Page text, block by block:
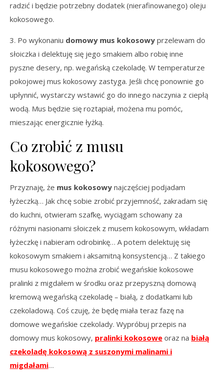
radzić i będzie potrzebny dodatek (nierafinowanego) oleju
kokosowego.
3. Po wykonaniu domowy mus kokosowy przelewam do
słoiczka i delektuję się jego smakiem albo robię inne
pyszne desery, np. wegańską czekoladę. W temperaturze
pokojowej mus kokosowy zastyga. Jeśli chcę ponownie go
upłynnić, wystarczy wstawić go do innego naczynia z ciepłą
wodą. Mus będzie się roztapiał, możena mu pomóc,
mieszając energicznie łyżką.
Co zrobić z musu
kokosowego?
Przyznaję, że mus kokosowy najczęściej podjadam
łyżeczką… Jak chcę sobie zrobić przyjemność, zakradam się
do kuchni, otwieram szafkę, wyciągam schowany za
różnymi nasionami słoiczek z musem kokosowym, wkładam
łyżeczkę i nabieram odrobinkę… A potem delektuję się
kokosowym smakiem i aksamitną konsystencją… Z takiego
musu kokosowego można zrobić wegańskie kokosowe
pralinki z migdałem w środku oraz przepyszną domową
kremową wegańską czekoladę – białą, z dodatkami lub
czekoladową. Coś czuję, że będę miała teraz fazę na
domowe wegańskie czekolady. Wypróbuj przepis na
domowy mus kokosowy, pralinki kokosowe oraz na białą
czekoladę kokosową z suszonymi malinami i
migdałami…